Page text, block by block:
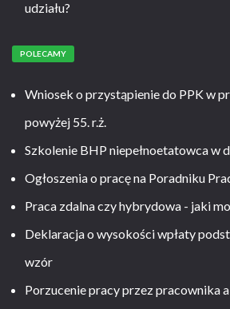
udziału?
POLECAMY
Wniosek o przystąpienie do PPK w
powyżej 55. r.ż.
Szkolenie BHP niepełnoetatowca w
Ogłoszenia o pracę na Poradniku
Praca zdalna czy hybrydowa - jaki
Deklaracja o wysokości wpłaty
wzór
Porzucenie pracy przez pracownika